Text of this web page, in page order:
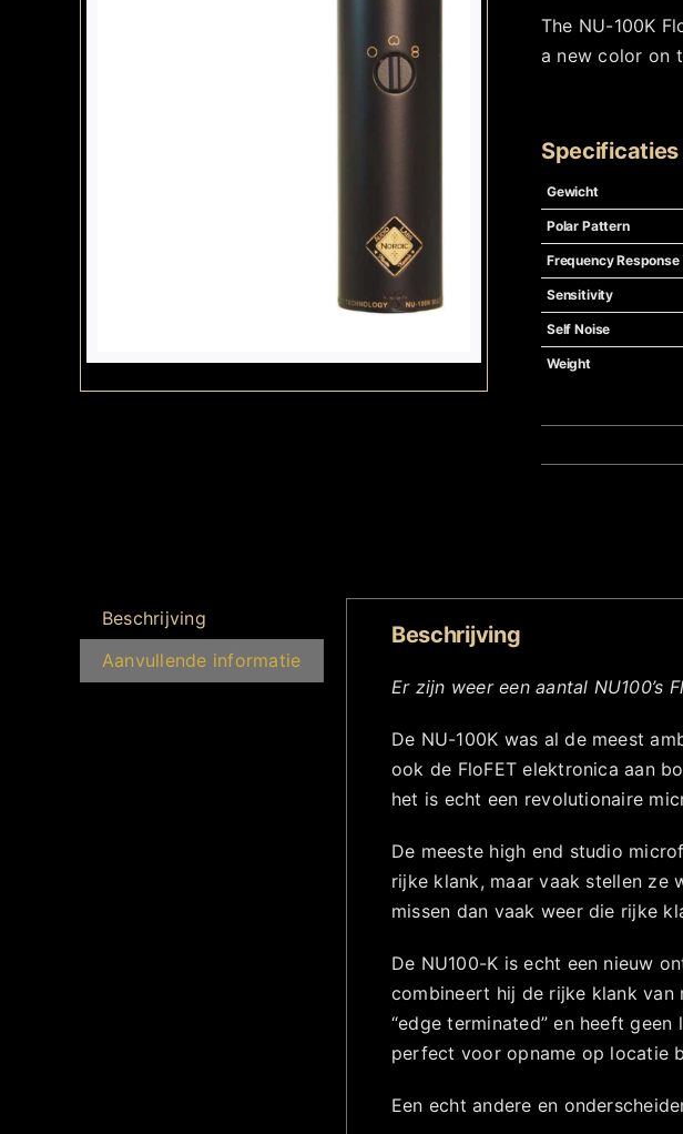
FloFET
aantal
The NU-100K
a new color on
Specificaties
Gewicht
Polar Pattern
Frequency Response
Sensitivity
Self Noise
Weight
Beschrijving
Aanvullende informatie
Beschrijving
Er zijn weer een aantal NU100’s
De NU-100K was al de meest
ook de FloFET elektronica aan
het is echt een revolutionaire
De meeste high end studio
rijke klank, maar vaak stellen ze
missen dan vaak weer die rijke
De NU100-K is echt een nieuw
combineert hij de rijke klank van
“edge terminated” en heeft
perfect voor opname op locatie
Een echt andere en